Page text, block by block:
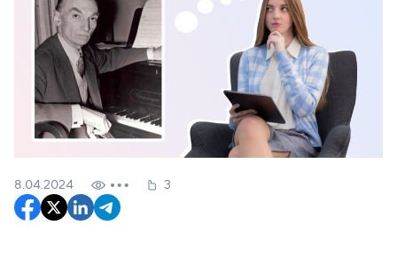
8.04.2024 3